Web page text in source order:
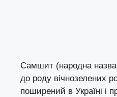
Самшит (народна
до роду вічнозелених
поширений в Україні і